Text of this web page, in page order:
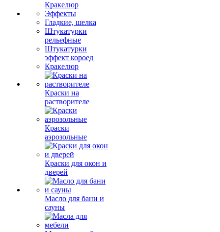
Кракелюр
Эффекты
Гладкие, шелка
Штукатурки
рельефные
Штукатурки
эффект короед
Кракелюр
Краски на
растворителе
Краски
аэрозольные
Краски для окон и
дверей
Масло для бани и
сауны